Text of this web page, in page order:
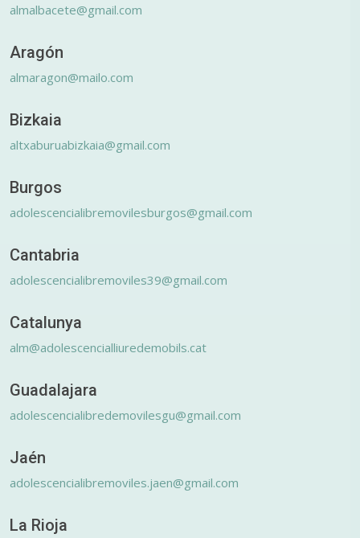
almalbacete@gmail.com
Aragón
almaragon@mailo.com
Bizkaia
altxaburuabizkaia@gmail.com
Burgos
adolescencialibremovilesburgos@gmail.com
Cantabria
adolescencialibremoviles39@gmail.com
Catalunya
alm@adolescencialliuredemobils.cat
Guadalajara
adolescencialibredemovilesgu@gmail.com
Jaén
adolescencialibremoviles.jaen@gmail.com
La Rioja